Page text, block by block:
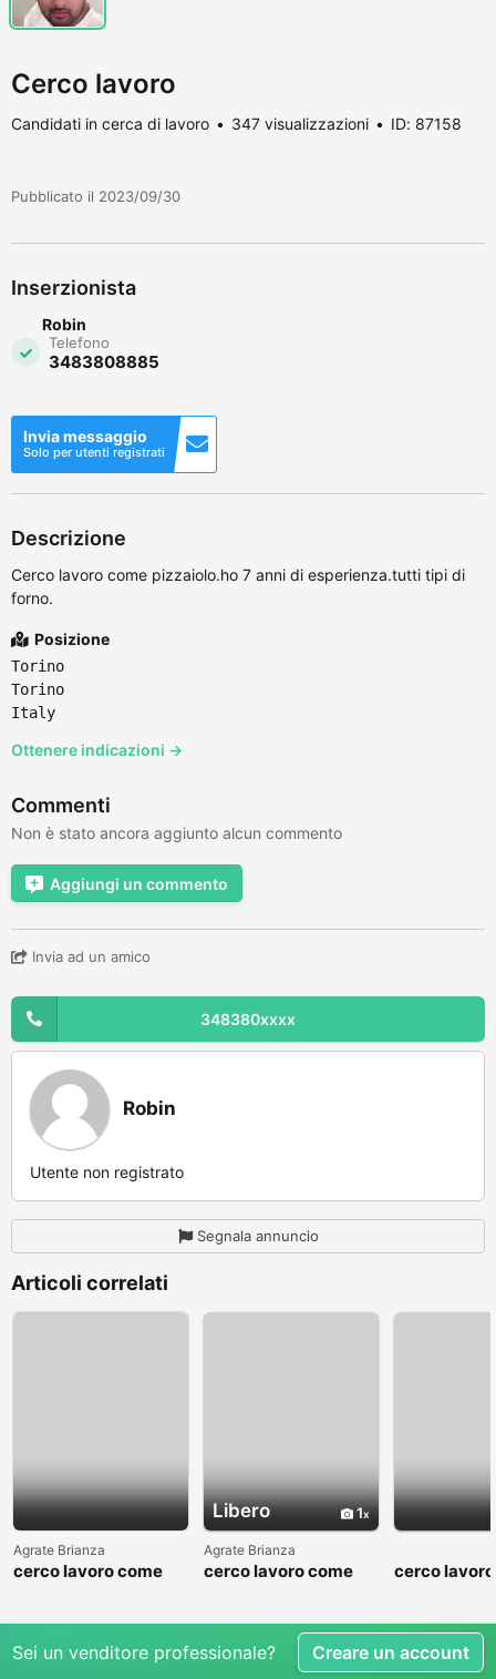
Cerco lavoro
Candidati in cerca di lavoro 347 visualizzazioni ID: 87158
Pubblicato il 2023/09/30
Inserzionista
Robin
Telefono
3483808885
Invia messaggio
Solo per utenti registrati
Descrizione
Cerco lavoro come pizzaiolo.ho 7 anni di esperienza.tutti tipi di
forno.
Posizione
Torino
Torino
Italy
Ottenere indicazioni →
Commenti
Non è stato ancora aggiunto alcun commento
Aggiungi un commento
Invia ad un amico
348380xxxx
Robin
Utente non registrato
Segnala annuncio
Articoli correlati
Agrate Brianza
cerco lavoro come
Libero 1
Agrate Brianza
cerco lavoro come
cerco
Sei un venditore professionale? Creare un account